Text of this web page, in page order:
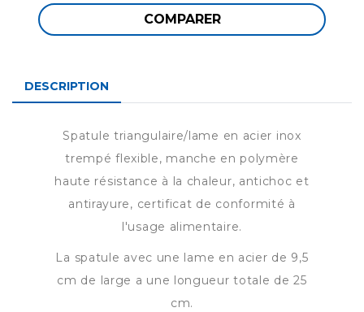
COMPARER
DESCRIPTION
Spatule triangulaire/lame en acier inox
trempé flexible, manche en polymère
haute résistance à la chaleur, antichoc et
antirayure, certificat de conformité à
l'usage alimentaire.
La spatule avec une lame en acier de 9,5
cm de large a une longueur totale de 25
cm.